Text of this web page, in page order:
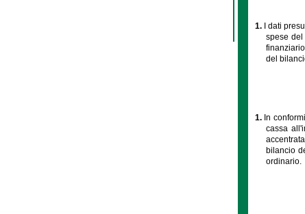
1.
I dati
spese
del
1. In
cassa
bilancio
ordinario.